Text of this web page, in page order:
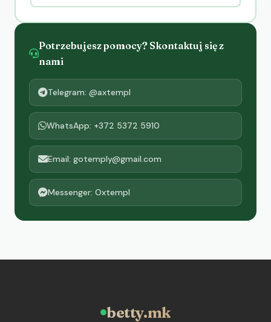
Potrzebujesz pomocy? Skontaktuj się z
nami
Telegram: @axtempl
WhatsApp: +372 5372 5910
Email: gotemply@gmail.com
Messenger: Oxtempl
betty.mk